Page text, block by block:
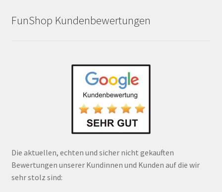
FunShop Kundenbewertungen
Die aktuellen, echten und sicher nicht gekauften
Bewertungen unserer Kundinnen und Kunden auf die wir
sehr stolz sind: